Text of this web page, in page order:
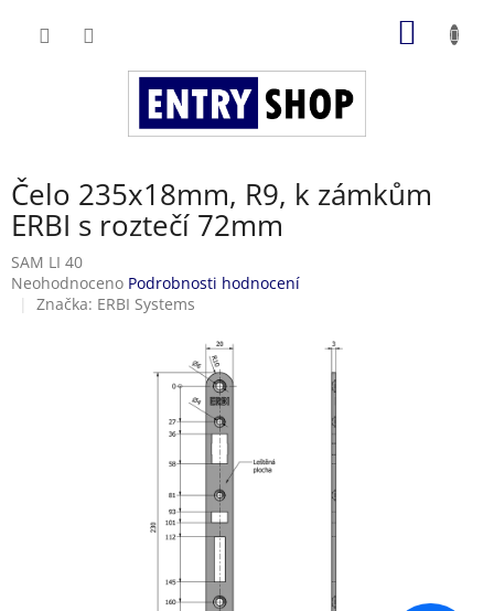
Čelo 235x18mm, R9, k zámkům
ERBI s roztečí 72mm
SAM LI 40
Průměrné
hodnocení
Neohodnoceno Podrobnosti hodnocení
Značka: ERBI Systems